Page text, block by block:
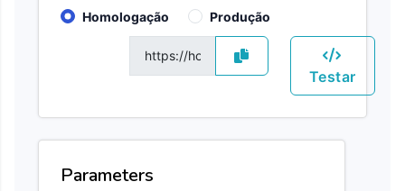
Homologação Produção
Testar
Parameters